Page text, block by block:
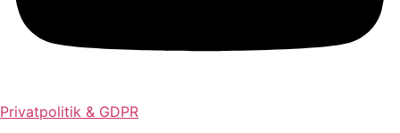
Privatpolitik & GDPR